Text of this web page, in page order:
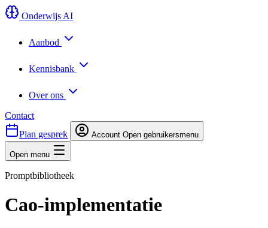
Onderwijs AI
Aanbod
Kennisbank
Over ons
Contact
Plan gesprek
Account Open gebruikersmenu
Open menu
Promptbibliotheek
Cao-implementatie